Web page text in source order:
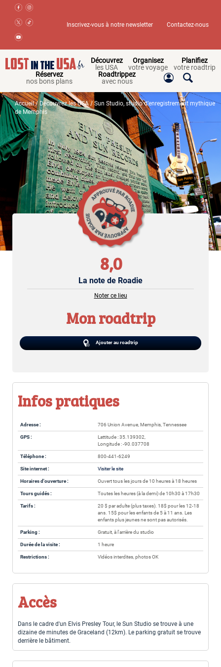
Inscrivez-vous à notre newsletter Contactez-nous
Découvrez
les USA
Organisez
votre voyage
Planifiez
votre roadtrip
Réservez
nos bons plans
Roadtrippez
avec nous
Accueil/ Découvrez les USA/ Sun Studio, studio d’enregistrement mythique
de Memphis
8,0
La note de Roadie
Noter ce lieu
Mon roadtrip
Ajouter au roadtrip
Infos pratiques
Adresse : 706 Union Avenue, Memphis, Tennessee
GPS :
Lattitude : 35.139302,
Longitude : -90.037708
Téléphone : 800-441-6249
Site internet : Visiter le site
Horaires d'ouverture : Ouvert tous les jours de 10 heures à 18 heures
Tours guidés : Toutes les heures (à la demi) de 10h30 à 17h30
Tarifs :
20 $ par adulte (plus taxes). 18$ pour les 12-18
ans. 15$ pour les enfants de 5 à 11 ans. Les
enfants plus jeunes ne sont pas autorisés.
Parking : Gratuit, à l'arrière du studio
Durée de la visite : 1 heure
Restrictions : Vidéos interdites, photos OK
Accès
Dans le cadre d'un Elvis Presley Tour, le Sun Studio se trouve à une
dizaine de minutes de Graceland (12km). Le parking gratuit se trouve
derrière le bâtiment.